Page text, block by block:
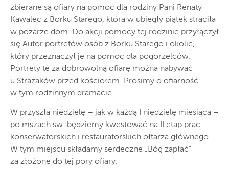
zbierane są ofiary na pomoc dla rodziny Pani Renaty
Kawalec z Borku Starego, która w ubiegły piątek straciła
w pożarze dom. Do akcji pomocy tej rodzinie przyłączył
się Autor portretów osób z Borku Starego i okolic,
który przeznaczył je na pomoc dla pogorzelców.
Portrety te za dobrowolną ofiarę można nabywać
u Strażaków przed kościołem. Prosimy o ofiarność
w tym rodzinnym dramacie.
W przyszłą niedzielę – jak w każdą I niedzielę miesiąca –
po mszach św. będziemy kwestować na II etap prac
konserwatorskich i restauratorskich ołtarza głównego.
W tym miejscu składamy serdeczne „Bóg zapłać”
za złożone do tej pory ofiary.